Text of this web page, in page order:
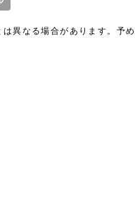
異なる場合があります。予め